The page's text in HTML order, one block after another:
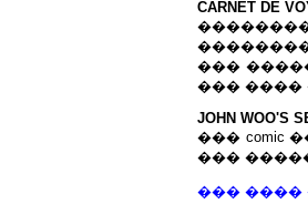
CARNET DE
���
��� ����
JOHN WOO'S
��� comic
���
��� ����